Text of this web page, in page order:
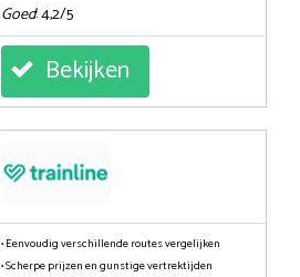
Goed: 4,2/5
Bekijken
• Eenvoudig verschillende routes vergelijken
• Scherpe prijzen en gunstige vertrektijden